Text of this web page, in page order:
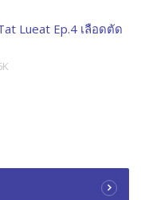
Lueat Ep.4 เลือดตัด